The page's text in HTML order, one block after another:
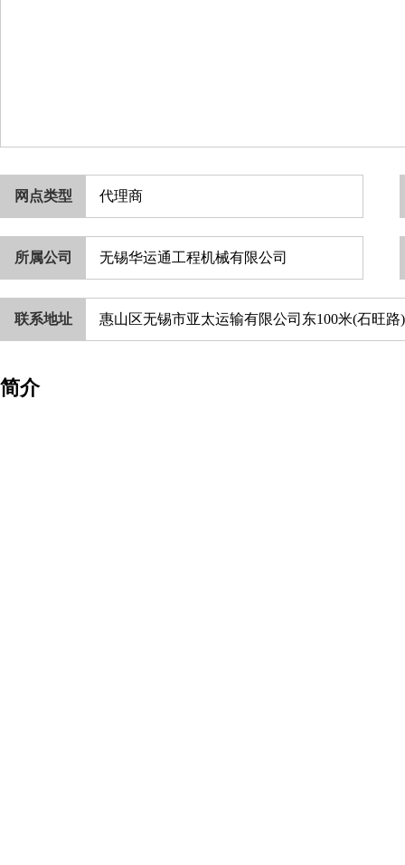
网点类型 代理商
所属公司 无锡华运通工程机械有限公司
联系地址 惠山区无锡市亚太运输有限公司东100米(石旺
简介